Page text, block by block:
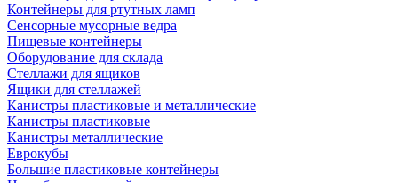
Контейнеры для ртутных ламп
Сенсорные мусорные ведра
Пищевые контейнеры
Оборудование для склада
Стеллажи для ящиков
Ящики для стеллажей
Канистры пластиковые и металлические
Канистры пластиковые
Канистры металлические
Еврокубы
Большие пластиковые контейнеры